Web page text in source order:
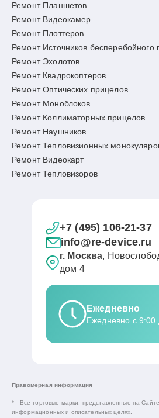
Ремонт Планшетов
Ремонт Видеокамер
Ремонт Плоттеров
Ремонт Источников бесперебойного
Ремонт Эхолотов
Ремонт Квадрокоптеров
Ремонт Оптических прицелов
Ремонт Моноблоков
Ремонт Коллиматорных прицелов
Ремонт Наушников
Ремонт Тепловизионных
Ремонт Видеокарт
Ремонт Тепловизоров
+7 (495) 106-21-37
info@re-device.ru
г. Москва,
дом 4
Ежедневно
Ежедневно с 9:00
Правомерная информация
* - Все торговые марки, представленные на
информационных и описательных целях.